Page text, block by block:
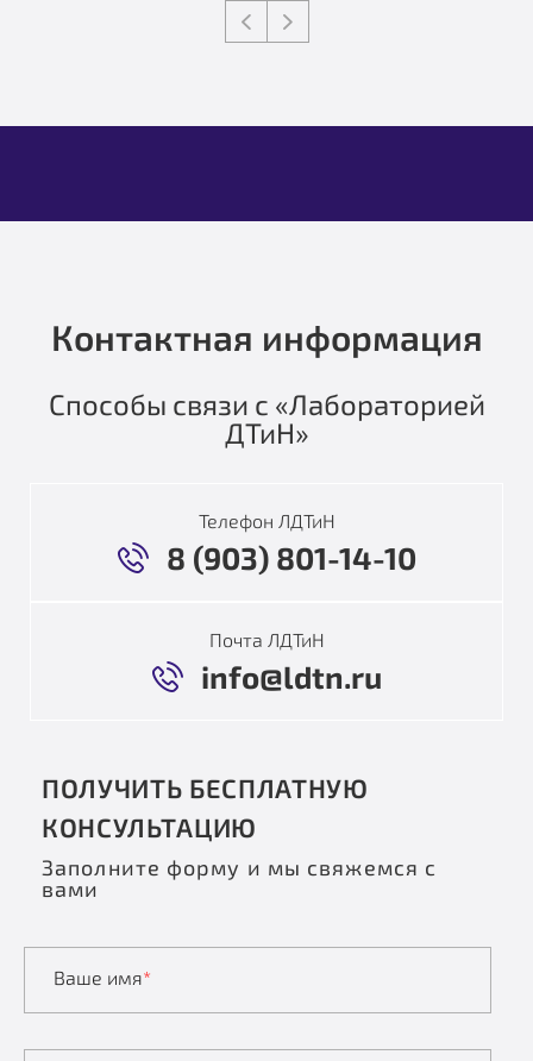
Контактная информация
Способы связи с «Лабораторией
ДТиН»
Телефон ЛДТиН
8 (903) 801-14-10
Почта ЛДТиН
info@ldtn.ru
ПОЛУЧИТЬ БЕСПЛАТНУЮ
КОНСУЛЬТАЦИЮ
Заполните форму и мы свяжемся с
вами
Ваше имя*